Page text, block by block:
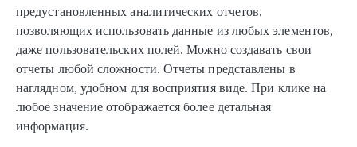
предустановленных аналитических отчетов,
позволяющих использовать данные из любых элементов,
даже пользовательских полей. Можно создавать свои
отчеты любой сложности. Отчеты представлены в
наглядном, удобном для восприятия виде. При клике на
любое значение отображается более детальная
информация.